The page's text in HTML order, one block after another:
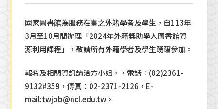
國家圖書館為服務在臺之外籍學者及學生，自113年
3月至10月間辦理「2024年外籍獎助學人圖書館資
源利用課程」，敬請所有外籍學者及學生踴躍參加。
報名及相關資訊請洽方小姐，，電話：(02)2361-
9132#359，傳真：02-2371-2126，E-
mail:twjob@ncl.edu.tw。